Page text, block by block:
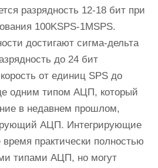
разрядность 12-18 бит при
100KSPS-1MSPS.
достигают сигма-дельта
до 24 бит
от единиц SPS до
одним типом АЦП, который
в недавнем прошлом,
АЦП. Интегрирующие
практически полностью
типами АЦП, но могут